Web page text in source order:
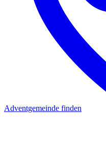
Adventgemeinde finden